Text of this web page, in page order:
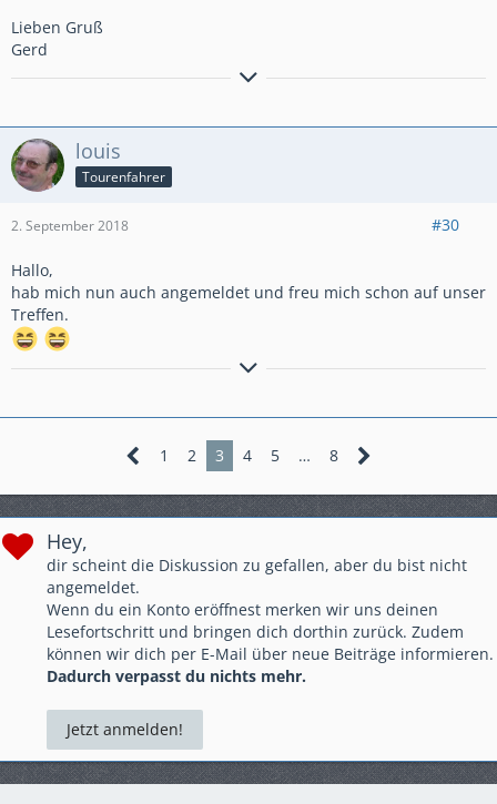
Lieben Gruß
Gerd
Bremsen macht die Felge dreckig!!!!!!!!!!!
Anders gesagt: Bremsen ist die Umwandlung hochwertiger
Geschwindigkeit in sinnlose Wärme!
louis
Tourenfahrer
2. September 2018 #30
Hallo,
hab mich nun auch angemeldet und freu mich schon auf unser
Treffen.
immer eine Gute Fahrt,
Louis
1
2 3 4 5 … 8
Hey,
dir scheint die Diskussion zu gefallen, aber du bist nicht
angemeldet.
Wenn du ein Konto eröffnest merken wir uns deinen
Lesefortschritt und bringen dich dorthin zurück. Zudem
können wir dich per E-Mail über neue Beiträge informieren.
Dadurch verpasst du nichts mehr.
Jetzt anmelden!